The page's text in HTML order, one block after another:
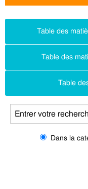
Table des
Table des
Table
Dans la